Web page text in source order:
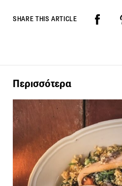
SHARE THIS ARTICLE
Περισσότερα